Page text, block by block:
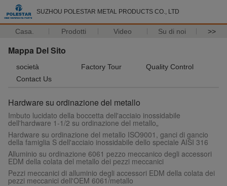
SUZHOU POLESTAR METAL PRODUCTS CO., LTD
Casa. Prodotti Video Su di noi >>
Mappa Del Sito
società Factory Tour
Quality Control
Contact Us
Hardware su ordinazione del metallo
Imbuto lucidato della boccetta dell'acciaio inossidabile
dell'hardware 1-1/2 su ordinazione del metallo„
Hardware su ordinazione del metallo ISO9001, ganci di gancio
della famiglia S dell'acciaio inossidabile dello speciale AISI 316
Alluminio su ordinazione 6061 pezzo meccanico degli accessori
EDM della colata del metallo dei pezzi meccanici
Pezzi meccanici di alluminio degli accessori EDM della colata dei
pezzi meccanici dell'OEM 6061/metallo